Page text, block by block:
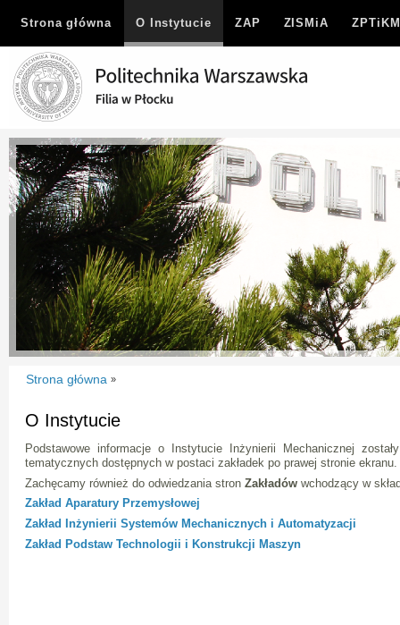
Strona główna O Instytucie ZAP ZISMiA ZPTiKM
Strona główna »
O Instytucie
Podstawowe informacje o Instytucie Inżynierii Mechanicznej
tematycznych dostępnych w postaci zakładek po prawej stronie ekranu.
Zachęcamy również do odwiedzania stron Zakładów wchodzący w
Zakład Aparatury Przemysłowej
Zakład Inżynierii Systemów Mechanicznych i Automatyzacji
Zakład Podstaw Technologii i Konstrukcji Maszyn